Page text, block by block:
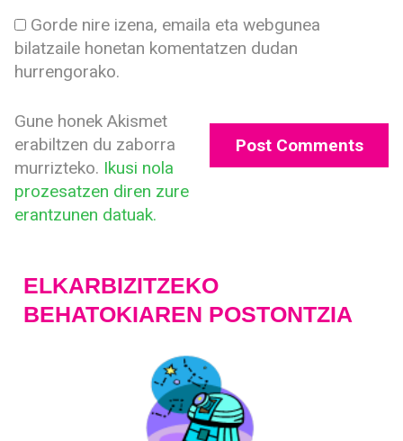
Gorde nire izena, emaila eta webgunea
bilatzaile honetan komentatzen dudan
hurrengorako.
Gune honek Akismet
erabiltzen du zaborra
murrizteko. Ikusi nola
prozesatzen diren zure
erantzunen datuak.
ELKARBIZITZEKO
BEHATOKIAREN POSTONTZIA